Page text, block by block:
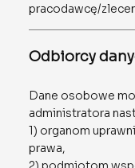
pracodawcę/
Odbiorcy
Dane osobowe
administratora
1) organom
prawa,